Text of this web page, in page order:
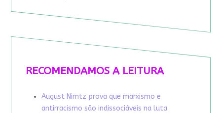
RECOMENDAMOS A LEITURA
August Nimtz prova que marxismo e
antirracismo são indissociáveis na luta